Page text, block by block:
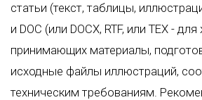
статьи (текст, таблицы,
и DOC (или DOCX, RTF, или TEX -
принимающих материалы,
исходные файлы иллюстраций,
техническим требованиям.